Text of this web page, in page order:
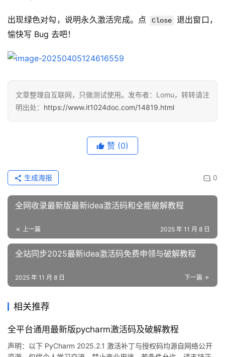
出现绿色对勾，说明永久激活完成。点 Close
退出窗口，
愉快写 Bug 去吧！
文章整理自互联网，只做测试使用。发布者：Lomu，转转请注
明出处： https://www.it1024doc.com/14819.html
赞 (0)
0
生成海报
全网收录最新版最新idea激活码和全能破解教程
上一篇 2025 年 11 月 8 日
全站同步2025最新idea激活码免费申领与破解教程
下一篇
2025 年 11 月 8 日
相关推荐
全平台通用最新版pycharm激活码及破解教程
声明：以下 PyCharm 2025.2.1 激活补丁与授权码均源自网络公开